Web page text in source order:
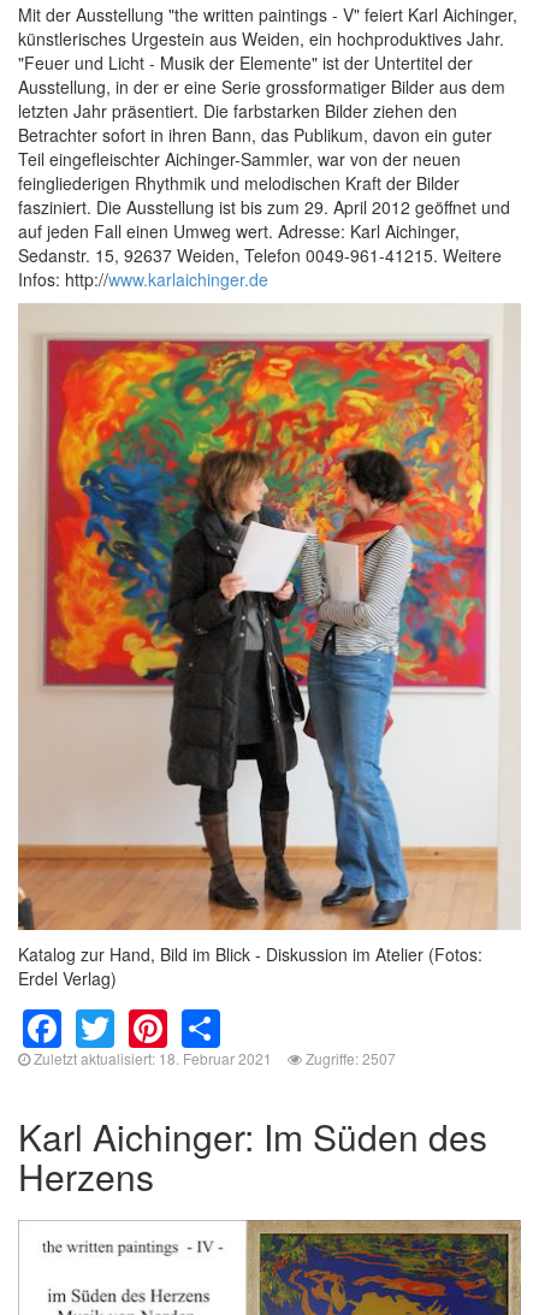
Mit der Ausstellung "the written paintings - V" feiert Karl Aichinger,
künstlerisches Urgestein aus Weiden, ein hochproduktives Jahr.
"Feuer und Licht - Musik der Elemente" ist der Untertitel der
Ausstellung, in der er eine Serie grossformatiger Bilder aus dem
letzten Jahr präsentiert. Die farbstarken Bilder ziehen den
Betrachter sofort in ihren Bann, das Publikum, davon ein guter
Teil eingefleischter Aichinger-Sammler, war von der neuen
feingliederigen Rhythmik und melodischen Kraft der Bilder
fasziniert. Die Ausstellung ist bis zum 29. April 2012 geöffnet und
auf jeden Fall einen Umweg wert. Adresse: Karl Aichinger,
Sedanstr. 15, 92637 Weiden, Telefon 0049-961-41215. Weitere
Infos: http://www.karlaichinger.de
Katalog zur Hand, Bild im Blick - Diskussion im Atelier (Fotos:
Erdel Verlag)
Facebook
TwitterPinterest
Zuletzt aktualisiert: 18. Februar 2021 Zugriffe: 2507
Karl Aichinger: Im Süden des
Herzens